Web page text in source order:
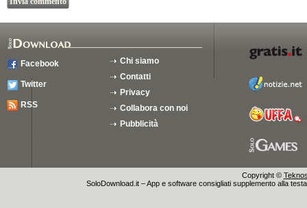
Facebook
Twitter
RSS
Chi siamo
Contatti
Privacy
Collabora con noi
Pubblicità
Copyright ©
SoloDownload.it – App e software consigliati supplemento alla